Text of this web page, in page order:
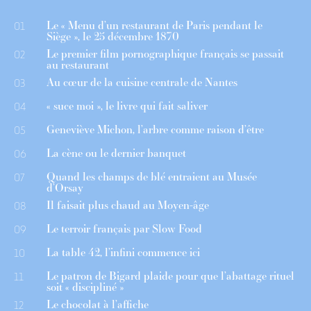
01 Le « Menu d’un restaurant de Paris pendant le
Siège », le 25 décembre 1870
02 Le premier film pornographique français se passait
au restaurant
03 Au cœur de la cuisine centrale de Nantes
04 « suce moi », le livre qui fait saliver
05 Geneviève Michon, l’arbre comme raison d’être
06 La cène ou le dernier banquet
07 Quand les champs de blé entraient au Musée
d’Orsay
08 Il faisait plus chaud au Moyen-âge
09 Le terroir français par Slow Food
10 La table 42, l’infini commence ici
11 Le patron de Bigard plaide pour que l’abattage rituel
soit « discipliné »
12 Le chocolat à l’affiche